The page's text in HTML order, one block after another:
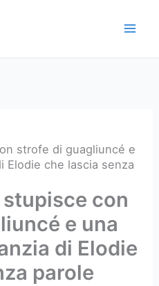
strofe di guagliuncé e
Elodie che lascia senza
stupisce con
e una
di Elodie
parole